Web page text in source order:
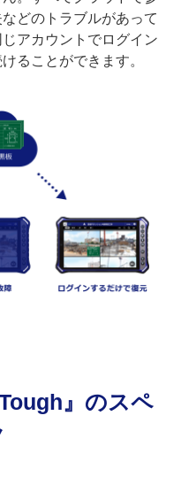
どのトラブルがあって
アカウントでログイン
ることができます。
』のスペ